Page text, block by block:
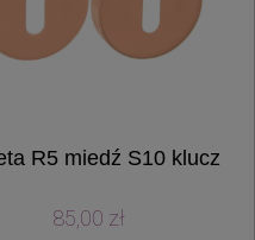
R5 miedź S10 klucz
85,00 zł